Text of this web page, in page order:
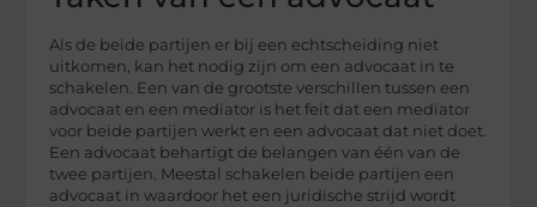
Als de beide partijen er bij een echtscheiding niet
uitkomen, kan het nodig zijn om een advocaat in te
schakelen. Een van de grootste verschillen tussen een
advocaat en een mediator is het feit dat een mediator
voor beide partijen werkt en een advocaat dat niet doet.
Een advocaat behartigt de belangen van één van de
twee partijen. Meestal schakelen beide partijen een
advocaat in waardoor het een juridische strijd wordt